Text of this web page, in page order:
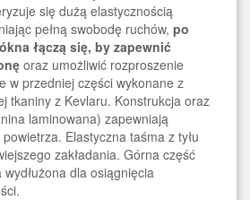
się dużą elastycznością
pełną swobodę ruchów, po
łączą się, by zapewnić
oraz umożliwić rozproszenie
w przedniej części wykonane z
tkaniny z Kevlaru. Konstrukcja oraz
laminowana) zapewniają
Elastyczna taśma z tyłu
zakładania. Górna część
wydłużona dla osiągnięcia